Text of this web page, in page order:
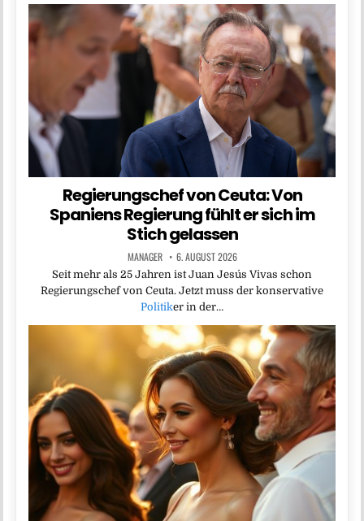
Regierungschef von Ceuta: Von
Spaniens Regierung fühlt er sich im
Stich gelassen
MANAGER 6. AUGUST 2026
Seit mehr als 25 Jahren ist Juan Jesús Vivas schon
Regierungschef von Ceuta. Jetzt muss der konservative
Politiker in der…